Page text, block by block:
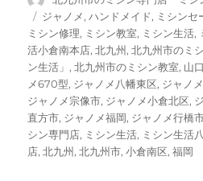
稿
者
カ
テ
ゴ
リ
ー
ジャノメ,ハンドメイド, ミシンセ
ミシン修理, ミシン教室, ミシン生活,
活小倉南本店,北九州,北九州市のミ
ン生活」,北九州市のミシン教室, 山
メ670型, ジャノメ八幡東区, ジャノ
ジャノメ宗像市, ジャノメ小倉北区,
直方市, ジャノメ福岡, ジャノメ行橋
シン専門店, ミシン生活, ミシン生活
店,北九州,北九州市,小倉南区,福岡